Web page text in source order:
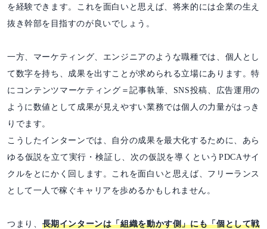
を経験できます。これを面白いと思えば、将来的には企業の生え
抜き幹部を目指すのが良いでしょう。
一方、マーケティング、エンジニアのような職種では、個人とし
て数字を持ち、成果を出すことが求められる立場にあります。特
にコンテンツマーケティング＝記事執筆、SNS投稿、広告運用の
ように数値として成果が見えやすい業務では個人の力量がはっき
りでます。
こうしたインターンでは、自分の成果を最大化するために、あら
ゆる仮説を立て実行・検証し、次の仮説を導くというPDCAサイ
クルをとにかく回します。これを面白いと思えば、フリーランス
として一人で稼ぐキャリアを歩めるかもしれません。
つまり、 長期インターンは「組織を動かす側」にも「個として戦